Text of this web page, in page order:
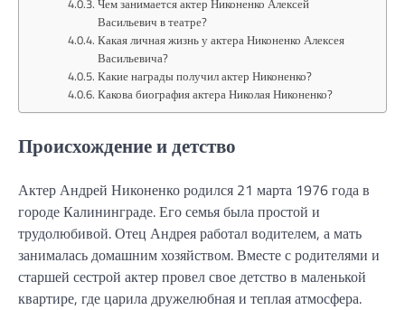
Чем занимается актер Никоненко Алексей
Васильевич в театре?
Какая личная жизнь у актера Никоненко Алексея
Васильевича?
Какие награды получил актер Никоненко?
Какова биография актера Николая Никоненко?
Происхождение и детство
Актер Андрей Никоненко родился 21 марта 1976 года в
городе Калининграде. Его семья была простой и
трудолюбивой. Отец Андрея работал водителем, а мать
занималась домашним хозяйством. Вместе с родителями и
старшей сестрой актер провел свое детство в маленькой
квартире, где царила дружелюбная и теплая атмосфера.